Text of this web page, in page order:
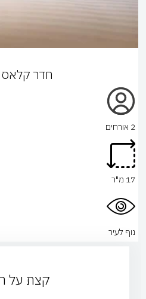
חדר
2 אורחים
17 מ"ר
נוף לעיר
קצת על